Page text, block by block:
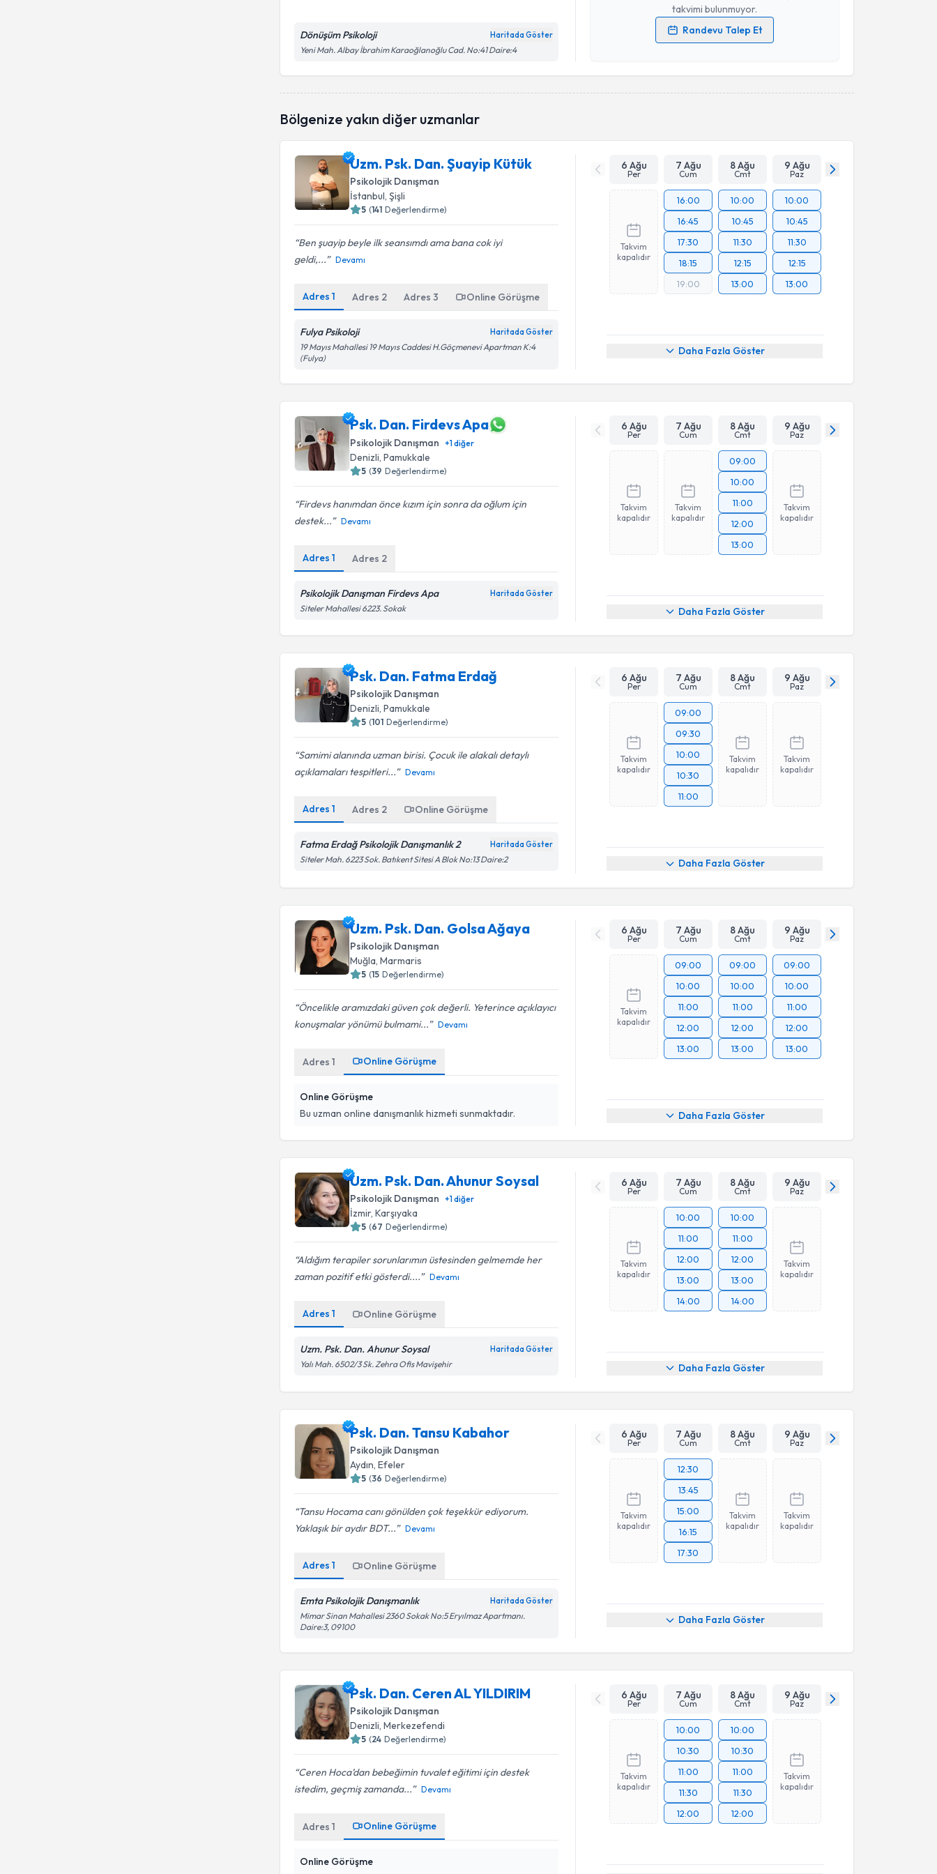
Dönüşüm Psikoloji Haritada Göster
Yeni Mah. Albay İbrahim Karaoğlanoğlu Cad. No:41 Daire:4
takvimi bulunmuyor.
Randevu Talep Et
Kişisel verilerimin işlenmesine ilişkinAydınlatma Metni
Bölgenize yakın diğer uzmanlar
Uzm. Psk. Dan. Şuayip Kütük
Psikolojik Danışman
İstanbul ,Şişli
5 (141 Değerlendirme)
Ben şuayip beyle ilk seansımdı ama bana cok iyi
geldi,...
Devamı
Adres1 Adres 2 Adres3 Online Görüşme
Fulya Psikoloji Haritada Göster
19 Mayıs Mahallesi 19 Mayıs Caddesi H.Göçmenevi Apartman K:4
(Fulya)
6 Ağu
Per
7 Ağu
Cum
8 Ağu
Cmt
9 Ağu
Paz
Takvim
kapalıdır
16:00
16:45
17:30
18:15
19:00
10:00
10:45
11:30
12:15
13:00
10:00
10:45
11:30
12:15
13:00
Daha Fazla Göster
Psk. Dan. Firdevs Apa
Psikolojik Danışman +1diğer
Denizli ,Pamukkale
5 (39 Değerlendirme)
Firdevs hanımdan önce kızım için sonra da oğlum için
destek...
Devamı
Adres1 Adres 2
Psikolojik Danışman Firdevs Apa Haritada Göster
Siteler Mahallesi 6223. Sokak
6 Ağu
Per
7 Ağu
Cum
8 Ağu
Cmt
9 Ağu
Paz
Takvim
kapalıdır
Takvim
kapalıdır
09:00
10:00
11:00
12:00
13:00
Takvim
kapalıdır
Daha Fazla Göster
Psk. Dan. Fatma Erdağ
Psikolojik Danışman
Denizli,Pamukkale
5 (101 Değerlendirme)
Samimi alanında uzman birisi. Çocuk ile alakalı detaylı
açıklamaları tespitleri...
Devamı
Adres1 Adres 2 Online Görüşme
Fatma Erdağ Psikolojik Danışmanlık 2 Haritada Göster
Siteler Mah. 6223 Sok. Batıkent Sitesi A Blok No:13 Daire:2
6 Ağu
Per
7 Ağu
Cum
8 Ağu
Cmt
9 Ağu
Paz
Takvim
kapalıdır
09:00
09:30
10:00
10:30
11:00
Takvim
kapalıdır
Takvim
kapalıdır
Daha Fazla Göster
Uzm. Psk. Dan. Golsa Ağaya
Psikolojik Danışman
Muğla ,Marmaris
5 (15 Değerlendirme)
Öncelikle aramızdaki güven çok değerli. Yeterince açıklayıcı
konuşmalar yönümü bulmami...
Devamı
Adres1 Online Görüşme
Online Görüşme
Bu uzman online danışmanlık hizmeti sunmaktadır.
6 Ağu
Per
7 Ağu
Cum
8 Ağu
Cmt
9 Ağu
Paz
Takvim
kapalıdır
09:00
10:00
11:00
12:00
13:00
09:00
10:00
11:00
12:00
13:00
09:00
10:00
11:00
12:00
13:00
Daha Fazla Göster
Uzm. Psk. Dan. Ahunur Soysal
Psikolojik Danışman +1diğer
İzmir,Karşıyaka
5 (67 Değerlendirme)
Aldığım terapiler sorunlarımın üstesinden gelmemde her
zaman pozitif etki gösterdi....
Devamı
Adres1 Online Görüşme
Uzm. Psk. Dan. Ahunur Soysal Haritada Göster
Yalı Mah. 6502/3 Sk. Zehra Ofis Mavişehir
6 Ağu
Per
7 Ağu
Cum
8 Ağu
Cmt
9 Ağu
Paz
Takvim
kapalıdır
10:00
11:00
12:00
13:00
14:00
10:00
11:00
12:00
13:00
14:00
Takvim
kapalıdır
Daha Fazla Göster
Psk. Dan. Tansu Kabahor
Psikolojik Danışman
Aydın,Efeler
5 (36 Değerlendirme)
Tansu Hocama canı gönülden çok teşekkür ediyorum.
Yaklaşık bir aydır BDT...
Devamı
Adres1 Online Görüşme
Emta Psikolojik Danışmanlık Haritada Göster
Mimar Sinan Mahallesi 2360 Sokak No:5 Eryılmaz Apartmanı.
Daire:3, 09100
6 Ağu
Per
7 Ağu
Cum
8 Ağu
Cmt
9 Ağu
Paz
Takvim
kapalıdır
12:30
13:45
15:00
16:15
17:30
Takvim
kapalıdır
Takvim
kapalıdır
Daha Fazla Göster
Psk. Dan. Ceren AL YILDIRIM
Psikolojik Danışman
Denizli,Merkezefendi
5 (24 Değerlendirme)
Ceren Hoca’dan bebeğimin tuvalet eğitimi için destek
istedim, geçmiş zamanda...
Devamı
Adres1 Online Görüşme
Online Görüşme
6 Ağu
Per
7 Ağu
Cum
8 Ağu
Cmt
9 Ağu
Paz
Takvim
kapalıdır
10:00
10:30
11:00
11:30
12:00
10:00
10:30
11:00
11:30
12:00
Takvim
kapalıdır